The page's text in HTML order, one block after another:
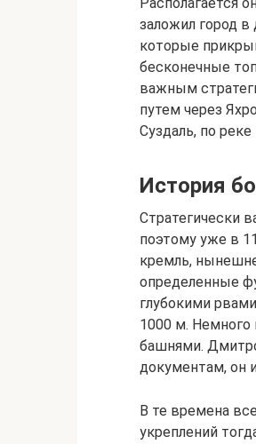
заложил город
которые
бесконечные
важным
путем через
Суздаль, по реке
История
Стратегически
поэтому уже в
кремль,
определенные
глубокими
1000 м.
башнями.
документам, он
В те времена
укреплений